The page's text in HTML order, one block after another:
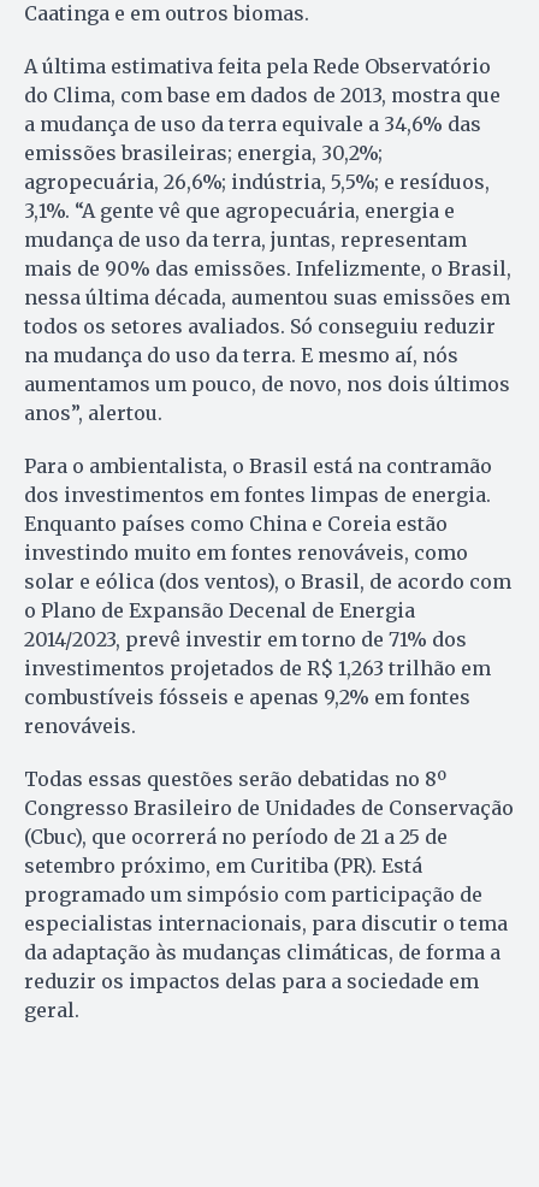
Caatinga e em outros biomas.
A última estimativa feita pela Rede Observatório
do Clima, com base em dados de 2013, mostra que
a mudança de uso da terra equivale a 34,6% das
emissões brasileiras; energia, 30,2%;
agropecuária, 26,6%; indústria, 5,5%; e resíduos,
3,1%. “A gente vê que agropecuária, energia e
mudança de uso da terra, juntas, representam
mais de 90% das emissões. Infelizmente, o Brasil,
nessa última década, aumentou suas emissões em
todos os setores avaliados. Só conseguiu reduzir
na mudança do uso da terra. E mesmo aí, nós
aumentamos um pouco, de novo, nos dois últimos
anos”, alertou.
Para o ambientalista, o Brasil está na contramão
dos investimentos em fontes limpas de energia.
Enquanto países como China e Coreia estão
investindo muito em fontes renováveis, como
solar e eólica (dos ventos), o Brasil, de acordo com
o Plano de Expansão Decenal de Energia
2014/2023, prevê investir em torno de 71% dos
investimentos projetados de R$ 1,263 trilhão em
combustíveis fósseis e apenas 9,2% em fontes
renováveis.
Todas essas questões serão debatidas no 8º
Congresso Brasileiro de Unidades de Conservação
(Cbuc), que ocorrerá no período de 21 a 25 de
setembro próximo, em Curitiba (PR). Está
programado um simpósio com participação de
especialistas internacionais, para discutir o tema
da adaptação às mudanças climáticas, de forma a
reduzir os impactos delas para a sociedade em
geral.